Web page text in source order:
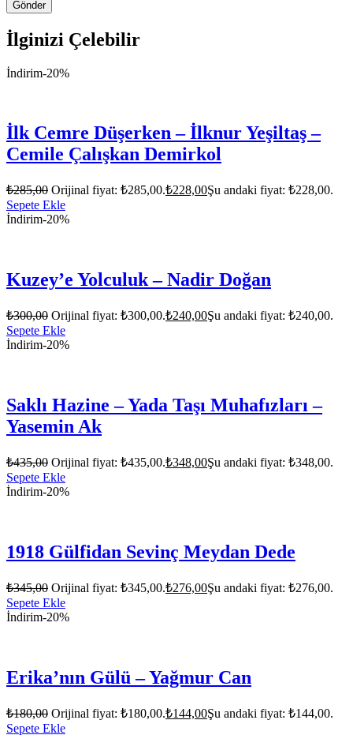
İlginizi Çelebilir
İndirim-20%
İlk Cemre Düşerken – İlknur Yeşiltaş –
Cemile Çalışkan Demirkol
₺285,00 Orijinal fiyat: ₺285,00.₺228,00Şu andaki fiyat: ₺228,00.
Sepete Ekle
İndirim-20%
Kuzey’e Yolculuk – Nadir Doğan
₺300,00 Orijinal fiyat: ₺300,00.₺240,00Şu andaki fiyat: ₺240,00.
Sepete Ekle
İndirim-20%
Saklı Hazine – Yada Taşı Muhafızları –
Yasemin Ak
₺435,00 Orijinal fiyat: ₺435,00.₺348,00Şu andaki fiyat: ₺348,00.
Sepete Ekle
İndirim-20%
1918 Gülfidan Sevinç Meydan Dede
₺345,00 Orijinal fiyat: ₺345,00.₺276,00Şu andaki fiyat: ₺276,00.
Sepete Ekle
İndirim-20%
Erika’nın Gülü – Yağmur Can
₺180,00 Orijinal fiyat: ₺180,00.₺144,00Şu andaki fiyat: ₺144,00.
Sepete Ekle